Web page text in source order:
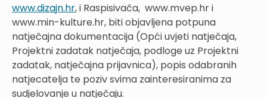
www.dizajn.hr, i Raspisivača, www.mvep.hr i
www.min-kulture.hr, biti objavljena potpuna
natječajna dokumentacija (Opći uvjeti natječaja,
Projektni zadatak natječaja, podloge uz Projektni
zadatak, natječajna prijavnica), popis odabranih
natjecatelja te poziv svima zainteresiranima za
sudjelovanje u natječaju.